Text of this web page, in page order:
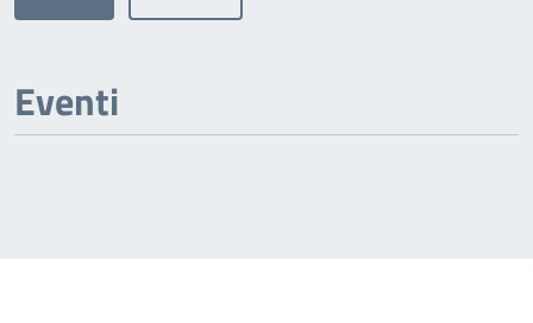
Eventi